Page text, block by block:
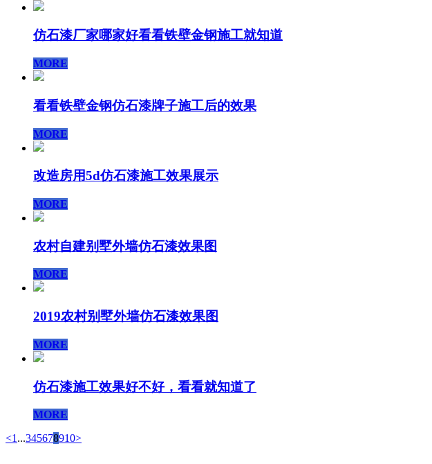
仿石漆厂家哪家好看看铁壁金钢施工就知道
MORE
看看铁壁金钢仿石漆牌子施工后的效果
MORE
改造房用5d仿石漆施工效果展示
MORE
农村自建别墅外墙仿石漆效果图
MORE
2019农村别墅外墙仿石漆效果图
MORE
仿石漆施工效果好不好，看看就知道了
MORE
<1 ...345678910>